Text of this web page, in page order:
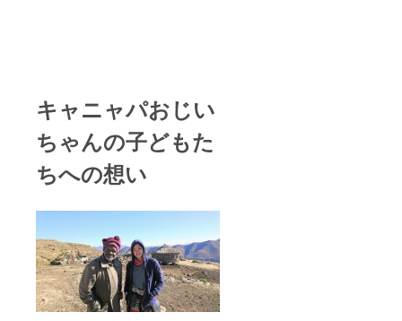
キャニャパおじい
ちゃんの子どもた
ちへの想い